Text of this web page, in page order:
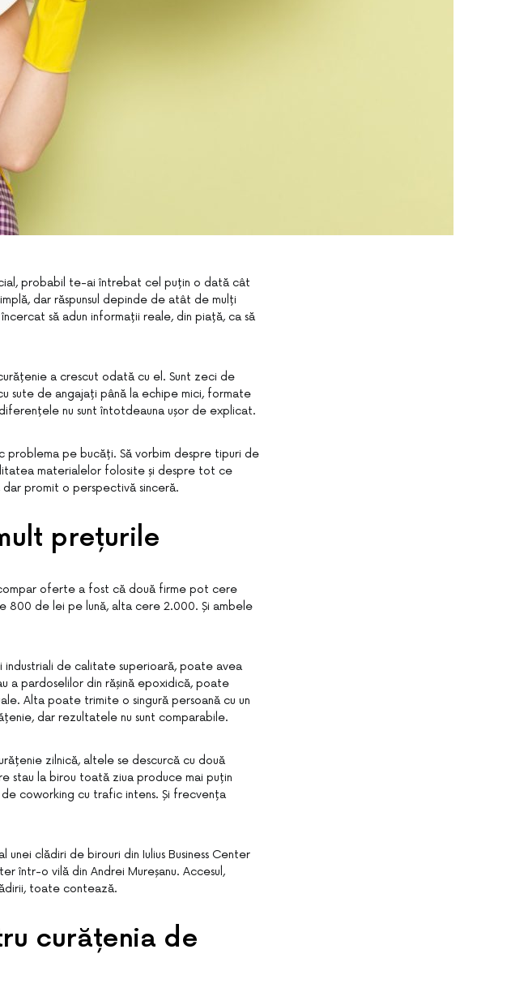
probabil te-ai întrebat cel puțin o dată cât
dar răspunsul depinde de atât de mulți
să adun informații reale, din piață, ca să
a crescut odată cu el. Sunt zeci de
sute de angajați până la echipe mici, formate
nu sunt întotdeauna ușor de explicat.
problema pe bucăți. Să vorbim despre tipuri de
materialelor folosite și despre tot ce
promit o perspectivă sinceră.
prețurile
oferte a fost că două firme pot cere
800 de lei pe lună, alta cere 2.000. Și ambele
de calitate superioară, poate avea
a pardoselilor din rășină epoxidică, poate
Alta poate trimite o singură persoană cu un
dar rezultatele nu sunt comparabile.
zilnică, altele se descurcă cu două
stau la birou toată ziua produce mai puțin
coworking cu trafic intens. Și frecvența
clădiri de birouri din Iulius Business Center
într-o vilă din Andrei Mureșanu. Accesul,
toate contează.
curățenia de